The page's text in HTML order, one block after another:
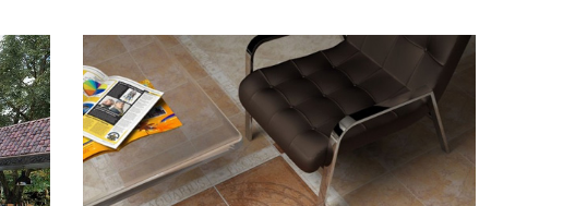
При выборе любой плитки важно
важны не только цвет и размер, но и
ее износостойкость. Как же
определить износостойкость
керамической плитки и
керамогранита? Сейчас расскажем.